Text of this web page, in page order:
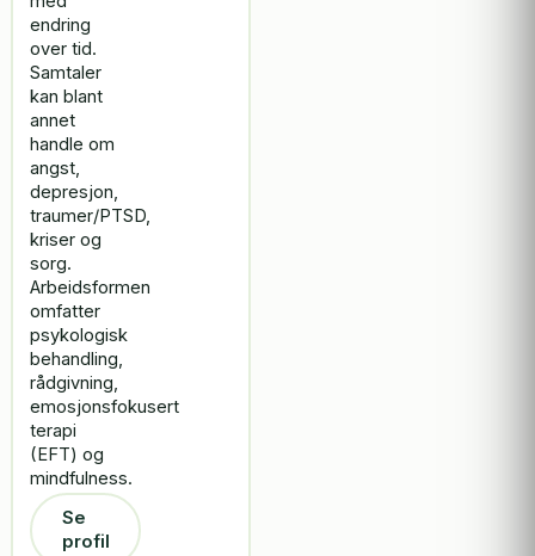
endring
over tid.
Samtaler
kan blant
annet
handle om
angst,
depresjon,
traumer/PTSD,
kriser og
sorg.
Arbeidsformen
omfatter
psykologisk
behandling,
rådgivning,
emosjonsfokusert
terapi
(EFT) og
mindfulness.
Se
profil